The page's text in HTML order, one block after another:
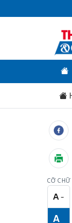
CỠ CHỮ
A −
Cỡ
A